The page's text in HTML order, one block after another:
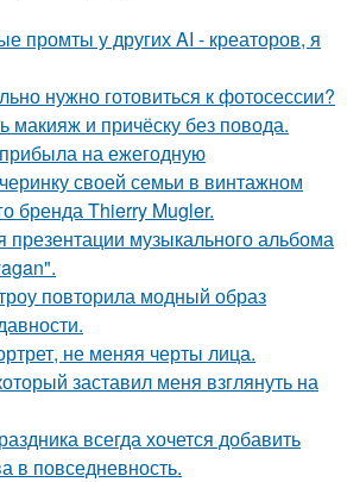
промты у других AI - креаторов, я
нужно готовиться к фотосессии?
макияж и причёску без повода.
на ежегодную
своей семьи в винтажном
бренда Thierry Mugler.
презентации музыкального альбома
повторила модный образ
не меняя черты лица.
заставил меня взглянуть на
всегда хочется добавить
в повседневность.